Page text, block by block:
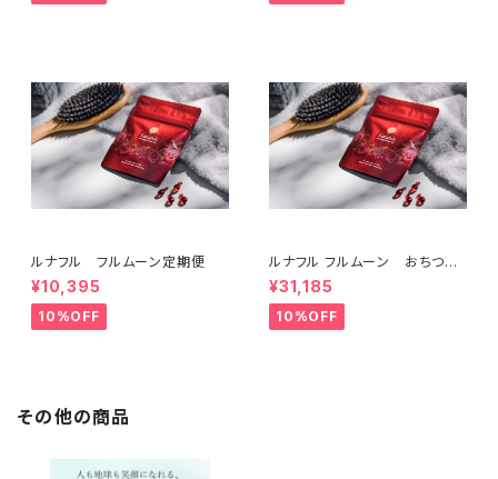
ルナフル フルムーン定期便
¥10,395
10%OFF
ルナフル フルムーン おちつ
育 集中コース3ヶ月分
¥31,185
10%OFF
その他の商品